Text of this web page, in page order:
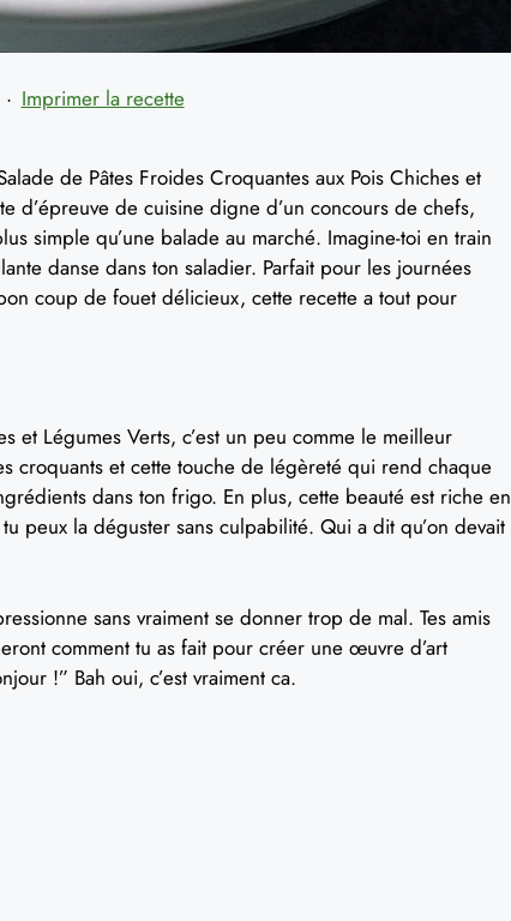
· Imprimer la recette
de Pâtes Froides Croquantes aux Pois Chiches et
d’épreuve de cuisine digne d’un concours de chefs,
simple qu’une balade au marché. Imagine-toi en train
danse dans ton saladier. Parfait pour les journées
coup de fouet délicieux, cette recette a tout pour
et Légumes Verts, c’est un peu comme le meilleur
croquants et cette touche de légèreté qui rend chaque
dans ton frigo. En plus, cette beauté est riche en
peux la déguster sans culpabilité. Qui a dit qu’on devait
sans vraiment se donner trop de mal. Tes amis
comment tu as fait pour créer une œuvre d’art
!” Bah oui, c’est vraiment ca.